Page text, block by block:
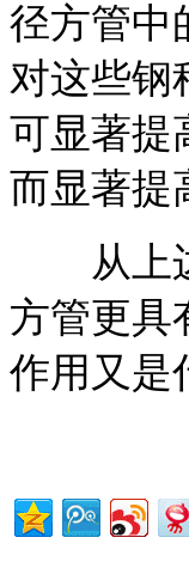
径方管中
对这些钢
可显著提
而显著提
从上边
方管更具
作用又是